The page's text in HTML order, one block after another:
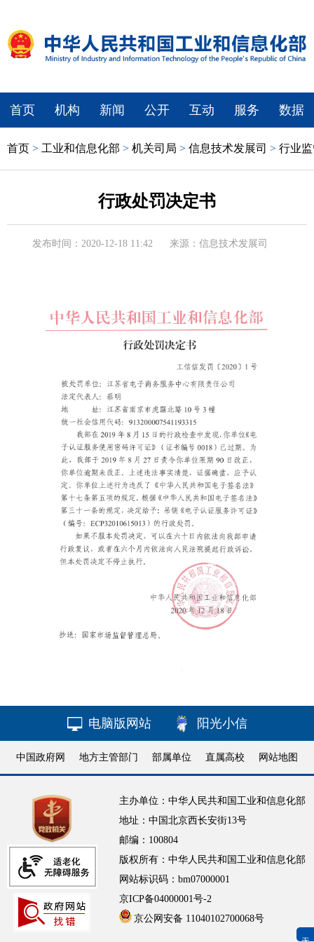
首页 机构 新闻 公开 互动 服务 数据
首页 > 工业和信息化部 > 机关司局 > 信息技术发展司 > 行业
行政处罚决定书
发布时间：2020-12-18 11:42 来源：信息技术发展司
无障碍浏览
电脑版网站 阳光小信
中国政府网 地方主管部门 部属单位 直属高校 网站地图
主办单位：中华人民共和国工业和信息化部
地址：中国北京西长安街13号
邮编：100804
版权所有：中华人民共和国工业和信息化部
网站标识码：bm07000001
京ICP备04000001号-2
京公网安备 11040102700068号